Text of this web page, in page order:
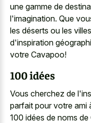
une gamme de
l'imagination. Que
les déserts ou les
d'inspiration
votre Cavapoo!
100 idées
Vous cherchez de
parfait pour votre ami
100 idées de noms